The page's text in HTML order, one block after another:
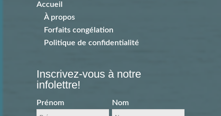
Accueil
À propos
Forfaits congélation
Politique de confidentialité
Inscrivez-vous à notre
infolettre!
Prénom Nom